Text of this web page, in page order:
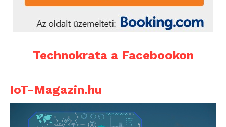
Technokrata a Facebookon
IoT-Magazin.hu